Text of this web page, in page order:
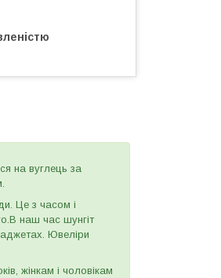
на вуглець за
Це з часом і
наш час шунгіт
Ювеліри
жінкам і чоловікам